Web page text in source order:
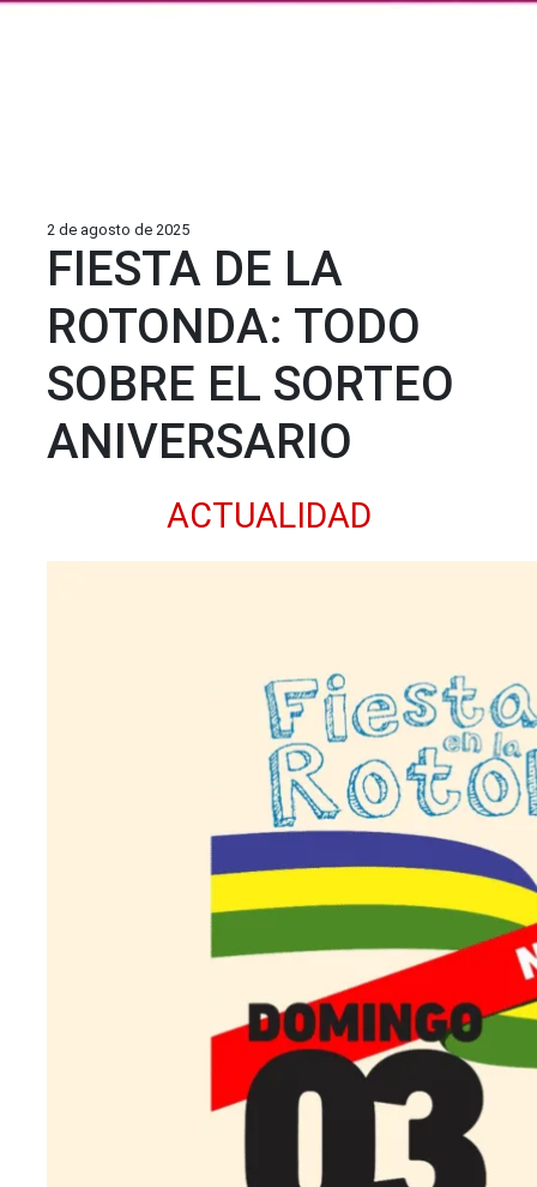
2 de agosto de 2025
FIESTA DE LA
ROTONDA: TODO
SOBRE EL SORTEO
ANIVERSARIO
ACTUALIDAD